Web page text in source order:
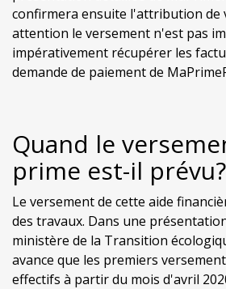
confirmera ensuite l'attribution de
attention le versement n'est pas
impérativement récupérer les
demande de paiement de
Quand le
prime est-il prévu?
Le versement de cette aide
des travaux. Dans une
ministère de la Transition
avance que les premiers
effectifs à partir du mois d'avril